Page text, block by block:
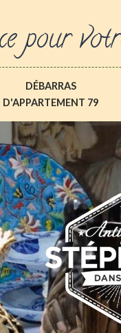
pour
DÉBARRAS
D'APPARTEMENT 79